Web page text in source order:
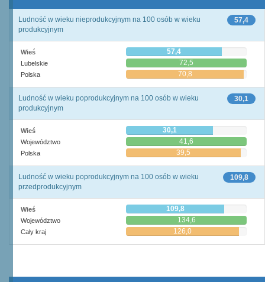
57,4
Ludność w wieku nieprodukcyjnym na 100 osób w wieku
produkcyjnym
Wieś 57,4
Lubelskie 72,5
Polska 70,8
30,1
Ludność w wieku poprodukcyjnym na 100 osób w wieku
produkcyjnym
Wieś 30,1
Województwo 41,6
Polska 39,5
109,8
Ludność w wieku poprodukcyjnym na 100 osób w wieku
przedprodukcyjnym
Wieś 109,8
Województwo 134,6
Cały kraj 126,0